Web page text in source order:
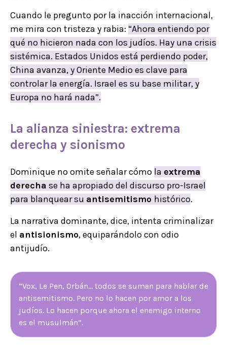
Cuando le pregunto por la inacción internacional,
me mira con tristeza y rabia: “Ahora entiendo por
qué no hicieron nada con los judíos. Hay una crisis
sistémica. Estados Unidos está perdiendo poder,
China avanza, y Oriente Medio es clave para
controlar la energía. Israel es su base militar, y
Europa no hará nada”.
La alianza siniestra: extrema
derecha y sionismo
Dominique no omite señalar cómo la extrema
derecha se ha apropiado del discurso pro-Israel
para blanquear su antisemitismo histórico.
La narrativa dominante, dice, intenta criminalizar
el antisionismo, equiparándolo con odio
antijudío.
“Vox, Le Pen, Orbán… todos se suman para hablar de
antisemitismo. Pero no lo hacen por amor a los
judíos. Lo hacen porque ahora el enemigo interno
es el musulmán”.